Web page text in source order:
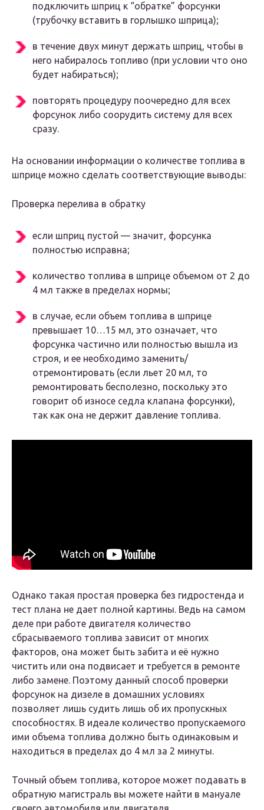
подключить шприц к “обратке” форсунки
(трубочку вставить в горлышко шприца);
в течение двух минут держать шприц, чтобы в
него набиралось топливо (при условии что оно
будет набираться);
повторять процедуру поочередно для всех
форсунок либо соорудить систему для всех
сразу.
На основании информации о количестве топлива в
шприце можно сделать соответствующие выводы:
Проверка перелива в обратку
если шприц пустой — значит, форсунка
полностью исправна;
количество топлива в шприце объемом от 2 до
4 мл также в пределах нормы;
в случае, если объем топлива в шприце
превышает 10…15 мл, это означает, что
форсунка частично или полностью вышла из
строя, и ее необходимо заменить/
отремонтировать (если льет 20 мл, то
ремонтировать бесполезно, поскольку это
говорит об износе седла клапана форсунки),
так как она не держит давление топлива.
Однако такая простая проверка без гидростенда и
тест плана не дает полной картины. Ведь на самом
деле при работе двигателя количество
сбрасываемого топлива зависит от многих
факторов, она может быть забита и её нужно
чистить или она подвисает и требуется в ремонте
либо замене. Поэтому данный способ проверки
форсунок на дизеле в домашних условиях
позволяет лишь судить лишь об их пропускных
способностях. В идеале количество пропускаемого
ими объема топлива должно быть одинаковым и
находиться в пределах до 4 мл за 2 минуты.
Точный объем топлива, которое может подавать в
обратную магистраль вы можете найти в мануале